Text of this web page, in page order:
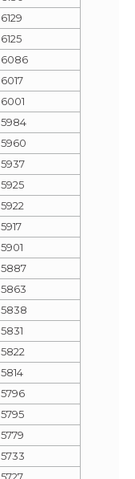
6129
6125
6086
6017
6001
5984
5960
5937
5925
5922
5917
5901
5887
5863
5838
5831
5822
5814
5796
5795
5779
5733
5727